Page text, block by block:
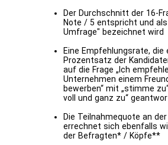
Der Durchschnitt der 16-
Note / 5 entspricht und
Umfrage" bezeichnet wird
Eine Empfehlungsrate, die
Prozentsatz der
auf die Frage „Ich
Unternehmen einem
bewerben“ mit „stimme
voll und ganz zu“
Die Teilnahmequote an
errechnet sich ebenfalls
der Befragten* / Köpfe**